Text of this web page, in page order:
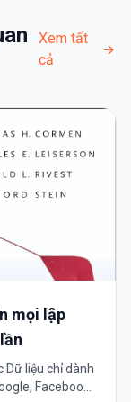
Xem tất
cả
mọi lập
Dữ liệu chỉ dành
Facebook,